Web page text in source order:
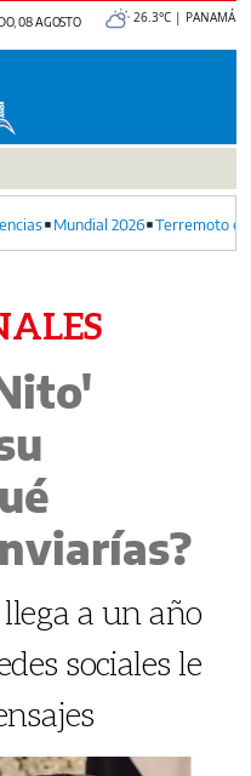
08 AGOSTO
26.3°C | PANAMÁ
Mundial 2026 Terremoto
a un año
sociales le